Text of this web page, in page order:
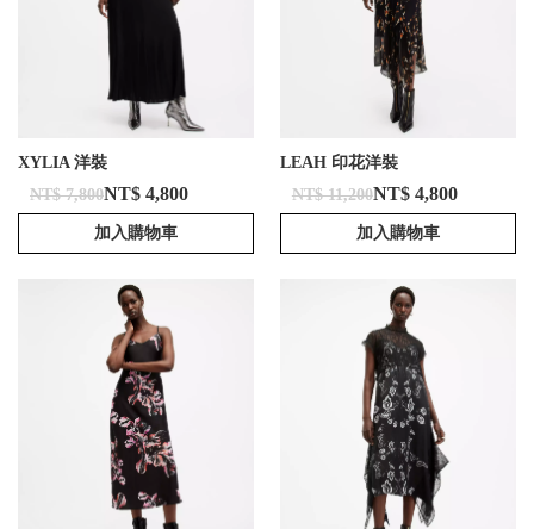
XYLIA 洋裝
NT$ 7,800NT$ 4,800
加入購物車
LEAH 印花洋裝
NT$ 11,200NT$ 4,800
加入購物車